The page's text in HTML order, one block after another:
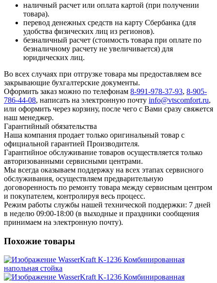
наличный расчет или оплата картой (при получении
товара).
перевод денежных средств на карту Сбербанка (для
удобства физических лиц из регионов).
безналичный расчет (стоимость товара при оплате по
безналичному расчету не увеличивается) для
юридических лиц.
Во всех случаях при отгрузке товара мы предоставляем все
закрывающие бухгалтерские документы.
Оформить заказ можно по телефонам 8-991-978-37-93, 8-905-
786-44-08, написать на электронную почту info@vtscomfort.ru,
или оформить через корзину, после чего с Вами сразу свяжется
наш менеджер.
Гарантийный обязательства
Наша компания продает только оригинальный товар с
официальной гарантией Производителя.
Гарантийное обслуживание товаров осуществляется только
авторизованными сервисными центрами.
Мы всегда оказываем поддержку на всех этапах сервисного
обслуживания, осуществляем предварительную
договоренность по ремонту товара между сервисным центром
и покупателем, контролируя весь процесс.
Режим работы службы нашей технической поддержки: 7 дней
в неделю 09:00-18:00 (в выходные и праздники сообщения
принимаем на электронную почту).
Похожие товары